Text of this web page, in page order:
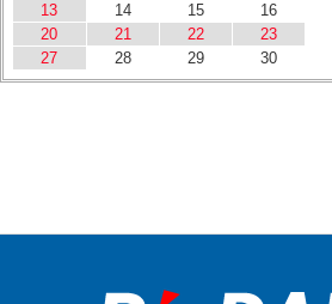
13
14 15 16
20
21 22 23
27
28 29 30